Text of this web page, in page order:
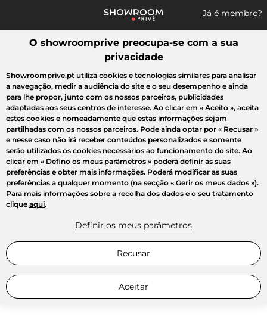
Já é membro?
Pesquisar uma marca, um artigo, uma venda...
Todas as vendas Moda Desporto Casa Criança Beleza
O showroomprive preocupa-se com a sua
privacidade
Showroomprive.pt utiliza cookies e tecnologias similares para analisar
a navegação, medir a audiência do site e o seu desempenho e ainda
para lhe propor, junto com os nossos parceiros, publicidades
adaptadas aos seus centros de interesse. Ao clicar em « Aceito », aceita
estes cookies e nomeadamente que estas informações sejam
partilhadas com os nossos parceiros. Pode ainda optar por « Recusar »
e nesse caso não irá receber conteúdos personalizados e somente
serão utilizados os cookies necessários ao funcionamento do site. Ao
clicar em « Defino os meus parâmetros » poderá definir as suas
preferências e obter mais informações. Poderá modificar as suas
preferências a qualquer momento (na secção « Gerir os meus dados »).
Para mais informações sobre a recolha dos dados e o seu tratamento
clique aqui.
Definir os meus parâmetros
Recusar
Aceitar